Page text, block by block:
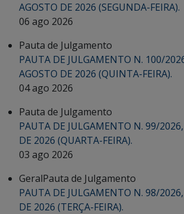
AGOSTO DE 2026 (SEGUNDA-FEIRA).
06 ago 2026
Pauta de Julgamento
PAUTA DE JULGAMENTO N. 100/
AGOSTO DE 2026 (QUINTA-FEIRA).
04 ago 2026
Pauta de Julgamento
PAUTA DE JULGAMENTO N. 99/
DE 2026 (QUARTA-FEIRA).
03 ago 2026
GeralPauta de Julgamento
PAUTA DE JULGAMENTO N. 98/
DE 2026 (TERÇA-FEIRA).